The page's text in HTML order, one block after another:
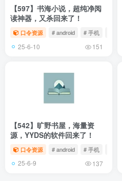
【597】书海小说，超纯净阅
读神器，又杀回来了！
口令资源 # android # 手机
25-6-10 151
【542】旷野书屋，海量资
源，YYDS的软件回来了！
口令资源 # android # 手机
25-6-9 137